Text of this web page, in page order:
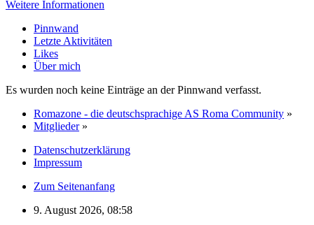
Weitere Informationen
Pinnwand
Letzte Aktivitäten
Likes
Über mich
Es wurden noch keine Einträge an der Pinnwand verfasst.
Romazone - die deutschsprachige AS Roma Community »
Mitglieder »
Datenschutzerklärung
Impressum
Zum Seitenanfang
9. August 2026, 08:58